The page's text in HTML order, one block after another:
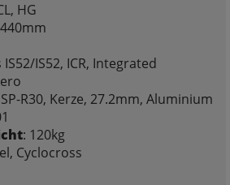
HG
IS52/IS52, ICR, Integrated
SP-R30, Kerze, 27.2mm, Aluminium
: 120kg
Cyclocross